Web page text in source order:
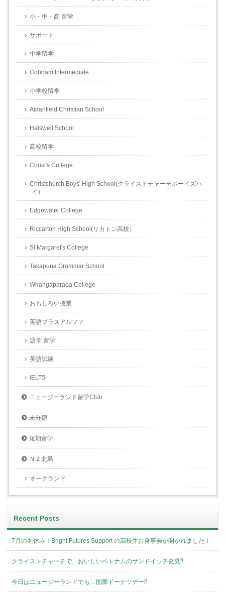
小・中・高 留学
サポート
中学留学
Cobham Intermediate
小学校留学
Aidanfield Christian School
Halswell School
高校留学
Christ's College
Christchurch Boys' High School(クライストチャーチボーイズハ
イ）
Edgewater College
Riccarton High School(リカトン高校）
St Margaret's College
Takapuna Grammar School
Whangaparaoa College
おもしろい授業
英語プラスアルファ
語学 留学
英語試験
IELTS
ニュージーランド留学Club
未分類
短期留学
ＮＺ北島
オークランド
Recent Posts
7月の冬休み！Bright Futures Support の高校生お食事会が開かれました！
クライストチャーチで、おいしいベトナムのサンドイッチ発見⁉︎
今日はニュージーランドでも…国際ドーナツデー⁉︎